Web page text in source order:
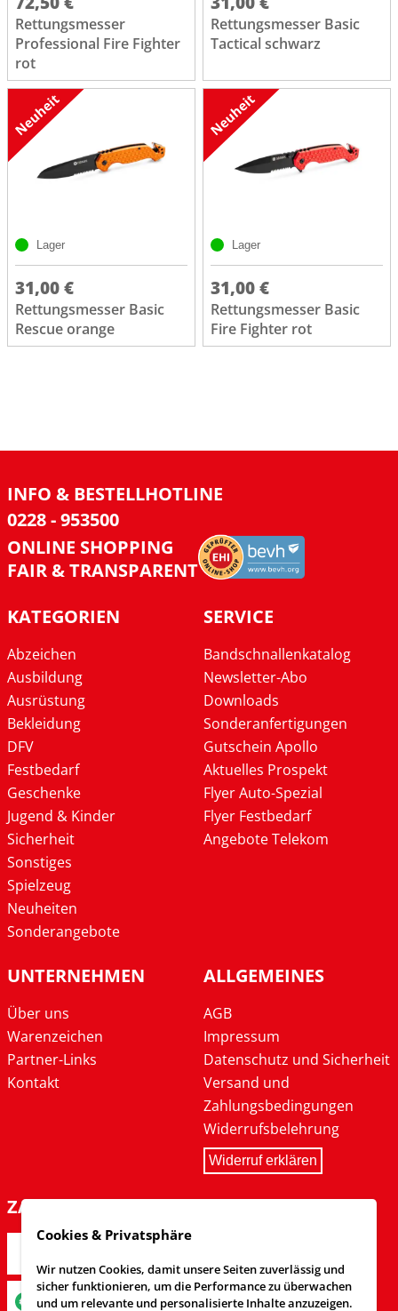
Rettungsmesser
Professional Fire Fighter
rot
Rettungsmesser Basic
Tactical schwarz
Lager
31,00 €
Rettungsmesser Basic
Rescue orange
Lager
31,00 €
Rettungsmesser Basic
Fire Fighter rot
INFO & BESTELLHOTLINE
0228 - 953500
ONLINE SHOPPING
FAIR & TRANSPARENT
KATEGORIEN
Abzeichen
Ausbildung
Ausrüstung
Bekleidung
DFV
Festbedarf
Geschenke
Jugend & Kinder
Sicherheit
Sonstiges
Spielzeug
Neuheiten
Sonderangebote
SERVICE
Bandschnallenkatalog
Newsletter-Abo
Downloads
Sonderanfertigungen
Gutschein Apollo
Aktuelles Prospekt
Flyer Auto-Spezial
Flyer Festbedarf
Angebote Telekom
UNTERNEHMEN
Über uns
Warenzeichen
Partner-Links
Kontakt
ALLGEMEINES
AGB
Impressum
Datenschutz und Sicherheit
Versand und
Zahlungsbedingungen
Widerrufsbelehrung
Widerruf erklären
ZAHLARTEN
Cookies & Privatsphäre
Wir nutzen Cookies, damit unsere Seiten zuverlässig und
sicher funktionieren, um die Performance zu überwachen
und um relevante und personalisierte Inhalte anzuzeigen.